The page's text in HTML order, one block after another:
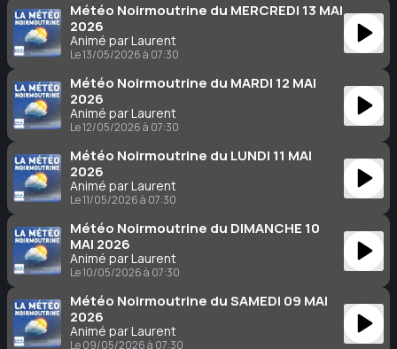
Météo Noirmoutrine du MERCREDI 13 MAI
2026
Animé par Laurent
Le 13/05/2026 à 07:30
Météo Noirmoutrine du MARDI 12 MAI
2026
Animé par Laurent
Le 12/05/2026 à 07:30
Météo Noirmoutrine du LUNDI 11 MAI
2026
Animé par Laurent
Le 11/05/2026 à 07:30
Météo Noirmoutrine du DIMANCHE 10
MAI 2026
Animé par Laurent
Le 10/05/2026 à 07:30
Météo Noirmoutrine du SAMEDI 09 MAI
2026
Animé par Laurent
Le 09/05/2026 à 07:30